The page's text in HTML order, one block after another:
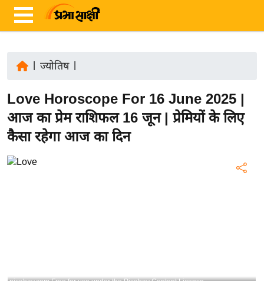
ज़ा
ख
ब
र
रा
य
ज्योतिष|
Love Horoscope For 16 June 2025 |
आज का प्रेम राशिफल 16 जून | प्रेमियों के लिए
कैसा रहेगा आज का दिन